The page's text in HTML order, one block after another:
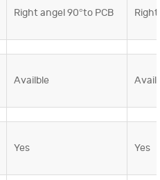
Right angel 90°to PCB
Availble
Yes Yes